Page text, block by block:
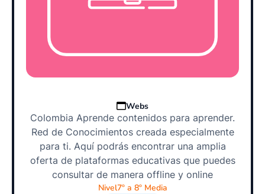
Webs
Colombia Aprende contenidos para aprender.
Red de Conocimientos creada especialmente
para ti. Aquí podrás encontrar una amplia
oferta de plataformas educativas que puedes
consultar de manera offline y online
Nivel7º a 8º Media